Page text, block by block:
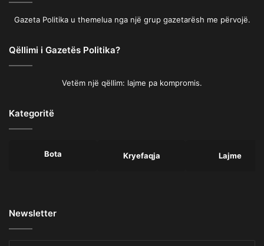
Gazeta Politika u themelua nga një grup gazetarësh me përvojë.
Qëllimi i Gazetës Politika?
Vetëm një qëllim: lajme pa kompromis.
Kategoritë
Bota Kryefaqja Lajme
Newsletter